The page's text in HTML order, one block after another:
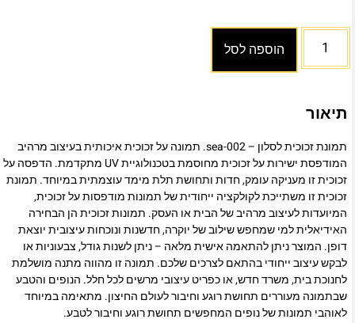
הוספה לסל
תיאור
תמונת זכוכית לסלון – sea-002. תמונה על זכוכית איכותית בעיצוב מרהיב
המודפסת ישירות על זכוכית מחוסמת בטכנולוגיית UV מתקדמת. הדפסה על
זכוכית זו מעניקה עומק, חדות ותחושת תלת מימד עוצמתית במיוחד. תמונת
זכוכית זו משתייכת לקולקציה ייחודית של תמונות מודפסות על זכוכית,
המיועדות לעיצוב מרהיב של הבית או העסק. תמונות זכוכית הן הבחירה
האידיאלית למי שמחפש שילוב של יוקרה, חדשנות ונוכחות עיצובית יוצאת
דופן. המוצר ניתן להתאמה אישית מלאה – ניתן לשנות גודל, צבעוניות או
לבקש עיצוב ייחודי בהתאם לצרכים שלכם. תמונה זו מהווה מתנה מושלמת
לחנוכת בית, משרד חדש, או כפריט עיצובי מרשים לכל חלל. הנופים והטבע
שבתמונה מעוררים תחושת רוגע וחיבור לעולם החיצון. מתאימה במיוחד
לאוהבי תמונות של נופים המחפשים תחושת רוגע וחיבור לטבע.